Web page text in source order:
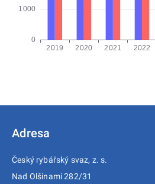
Adresa
Český rybářský svaz, z. s.
Nad Olšinami 282/31